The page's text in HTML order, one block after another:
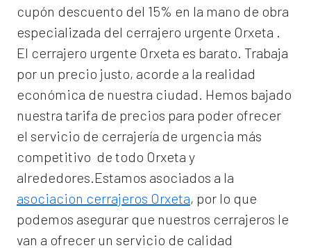
cupón descuento del 15% en la mano de obra
especializada del cerrajero urgente Orxeta .
El cerrajero urgente Orxeta es barato. Trabaja
por un precio justo, acorde a la realidad
económica de nuestra ciudad. Hemos bajado
nuestra tarifa de precios para poder ofrecer
el servicio de cerrajería de urgencia más
competitivo de todo Orxeta y
alrededores.Estamos asociados a la
asociacion cerrajeros Orxeta, por lo que
podemos asegurar que nuestros cerrajeros le
van a ofrecer un servicio de calidad